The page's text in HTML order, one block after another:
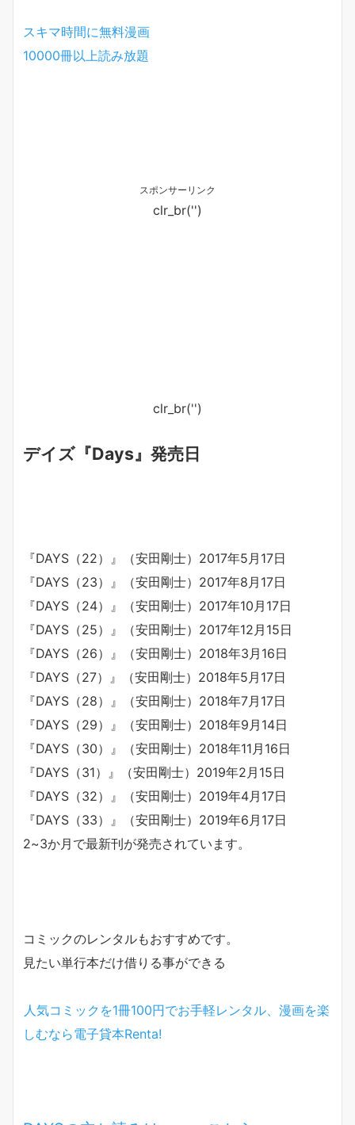
スキマ時間に無料漫画
10000冊以上読み放題
スポンサーリンク
clr_br('')
clr_br('')
デイズ『Days』発売日
『DAYS（22）』（安田剛士）2017年5月17日
『DAYS（23）』（安田剛士）2017年8月17日
『DAYS（24）』（安田剛士）2017年10月17日
『DAYS（25）』（安田剛士）2017年12月15日
『DAYS（26）』（安田剛士）2018年3月16日
『DAYS（27）』（安田剛士）2018年5月17日
『DAYS（28）』（安田剛士）2018年7月17日
『DAYS（29）』（安田剛士）2018年9月14日
『DAYS（30）』（安田剛士）2018年11月16日
『DAYS（31）』（安田剛士）2019年2月15日
『DAYS（32）』（安田剛士）2019年4月17日
『DAYS（33）』（安田剛士）2019年6月17日
2~3か月で最新刊が発売されています。
コミックのレンタルもおすすめです。
見たい単行本だけ借りる事ができる
人気コミックを1冊100円でお手軽レンタル、漫画を楽
しむなら電子貸本Renta!